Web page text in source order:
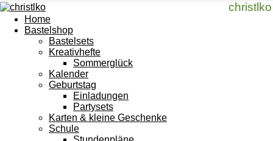
christlko
Home
Bastelshop
Bastelsets
Kreativhefte
Sommerglück
Kalender
Geburtstag
Einladungen
Partysets
Karten & kleine Geschenke
Schule